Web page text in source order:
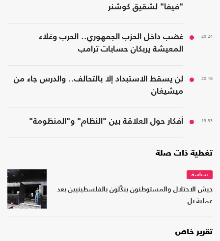
"فيفا" لشقيق كوشنر
20:24
غضب داخل الحزب الجمهوري.. الحرب وغلاء
المعيشة يربكان حسابات ترامب
20:16
لن يسقط الاستبداد إلا بالتحالف.. والدرس جاء من
ميشيغان
19:33 أفكار حول العلاقة بين "النظام" و"المنظومة"
تغطية ذات صلة
سياسة
جيش الاحتلال والمستوطنون ينكّلون بالفلسطينيين بعد
عملية تل
تقرير خاص